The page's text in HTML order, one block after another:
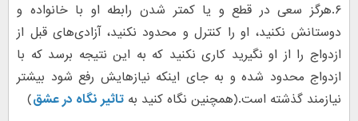
۶.هرگز سعی در قطع و یا کمتر شدن رابطه او با خانواده و
دوستانش نکنید، او را کنترل و محدود نکنید، آزادی‌های قبل از
ازدواج را از او نگیرید کاری نکنید که به این نتیجه برسد که با
ازدواج محدود شده و به جای اینکه نیازهایش رفع شود بیشتر
نیازمند گذشته است.(همچنین نگاه کنید به تاثیر نگاه در عشق)